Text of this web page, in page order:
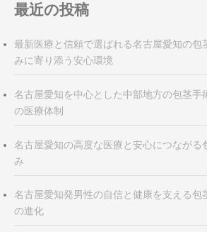
最近の投稿
最新医療と信頼で選ばれる名古屋愛知の包
みに寄り添う安心環境
名古屋愛知を中心とした中部地方の包茎手
の医療体制
名古屋愛知の高度な医療と安心につながる
み
名古屋愛知発男性の自信と健康を支える包
の進化